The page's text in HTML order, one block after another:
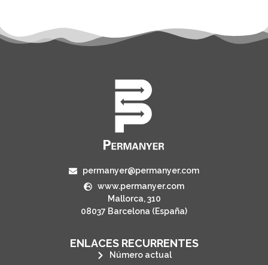
permanyer@permanyer.com
www.permanyer.com
Mallorca, 310
08037 Barcelona (España)
ENLACES RECURRENTES
Número actual